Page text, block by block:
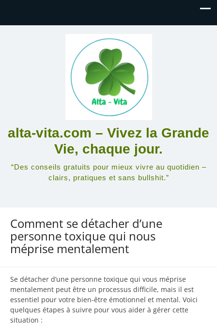
alta-vita.com – Vivez la Grande
Vie, chaque jour.
“Des conseils gratuits pour mieux vivre au quotidien –
clairs, pratiques et sans bullshit.”
Comment se détacher d’une
personne toxique qui nous
méprise mentalement
Se détacher d’une personne toxique qui vous méprise
mentalement peut être un processus difficile, mais il est
essentiel pour votre bien-être émotionnel et mental. Voici
quelques étapes à suivre pour vous aider à gérer cette
situation :